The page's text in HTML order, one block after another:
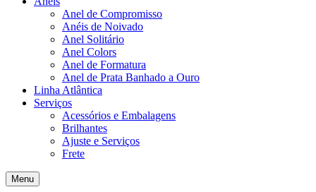
Anel de Compromisso
Anéis de Noivado
Anel Solitário
Anel Colors
Anel de Formatura
Anel de Prata Banhado a Ouro
Linha Atlântica
Serviços
Acessórios e Embalagens
Brilhantes
Ajuste e Serviços
Frete
Menu